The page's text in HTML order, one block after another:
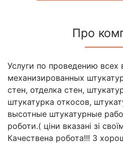
Про
Услуги по проведению всех
механизированных
стен, отделка стен,
штукатурка откосов,
высотные штукатурные
роботи.( ціни вказані зі
Качествена робота!!! З